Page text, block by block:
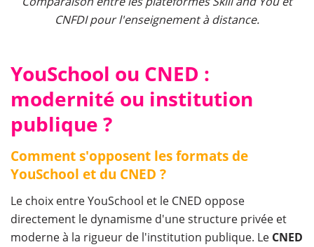
CNFDI pour l'enseignement à distance.
YouSchool ou CNED :
modernité ou institution
publique ?
Comment s'opposent les formats de
YouSchool et du CNED ?
Le choix entre YouSchool et le CNED oppose
directement le dynamisme d'une structure privée et
moderne à la rigueur de l'institution publique. Le CNED